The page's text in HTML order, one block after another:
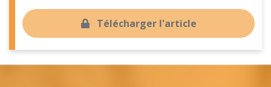
Télécharger l'article